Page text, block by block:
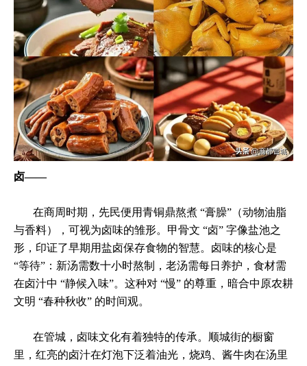
卤——
在商周时期，先民便用青铜鼎熬煮 “膏臊”（动物油脂
与香料），可视为卤味的雏形。甲骨文 “卤” 字像盐池之
形，印证了早期用盐卤保存食物的智慧。卤味的核心是
“等待”：新汤需数十小时熬制，老汤需每日养护，食材需
在卤汁中 “静候入味”。这种对 “慢” 的尊重，暗合中原农耕
文明 “春种秋收” 的时间观。
在管城，卤味文化有着独特的传承。顺城街的橱窗
里，红亮的卤汁在灯泡下泛着油光，烧鸡、酱牛肉在汤里